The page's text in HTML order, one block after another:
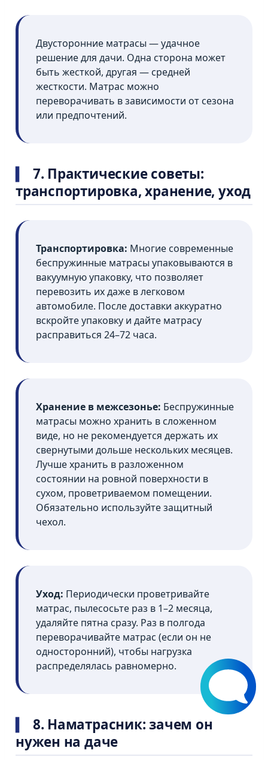
Двусторонние матрасы — удачное
решение для дачи. Одна сторона может
быть жесткой, другая — средней
жесткости. Матрас можно
переворачивать в зависимости от сезона
или предпочтений.
7. Практические советы:
транспортировка, хранение, уход
Транспортировка: Многие современные
беспружинные матрасы упаковываются в
вакуумную упаковку, что позволяет
перевозить их даже в легковом
автомобиле. После доставки аккуратно
вскройте упаковку и дайте матрасу
расправиться 24–72 часа.
Хранение в межсезонье: Беспружинные
матрасы можно хранить в сложенном
виде, но не рекомендуется держать их
свернутыми дольше нескольких месяцев.
Лучше хранить в разложенном
состоянии на ровной поверхности в
сухом, проветриваемом помещении.
Обязательно используйте защитный
чехол.
Уход: Периодически проветривайте
матрас, пылесосьте раз в 1–2 месяца,
удаляйте пятна сразу. Раз в полгода
переворачивайте матрас (если он не
односторонний), чтобы нагрузка
распределялась равномерно.
8. Наматрасник: зачем он
нужен на даче